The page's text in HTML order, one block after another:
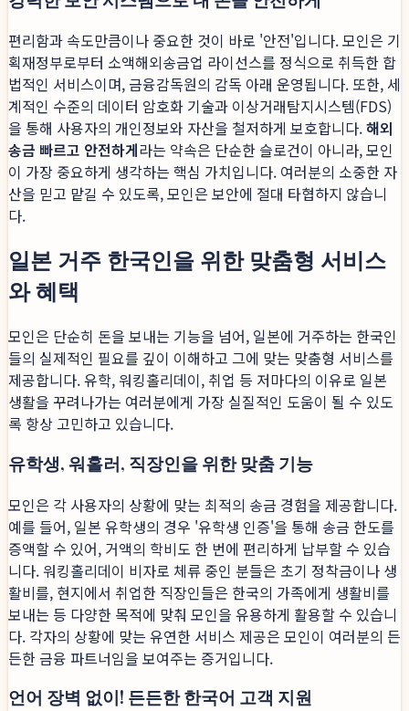
편리함과 속도만큼이나 중요한 것이 바로 '안전'입니다. 모인은 기
획재정부로부터 소액해외송금업 라이선스를 정식으로 취득한 합
법적인 서비스이며, 금융감독원의 감독 아래 운영됩니다. 또한, 세
계적인 수준의 데이터 암호화 기술과 이상거래탐지시스템(FDS)
을 통해 사용자의 개인정보와 자산을 철저하게 보호합니다.해외
송금 빠르고 안전하게라는 약속은 단순한 슬로건이 아니라, 모인
이 가장 중요하게 생각하는 핵심 가치입니다. 여러분의 소중한 자
산을 믿고 맡길 수 있도록, 모인은 보안에 절대 타협하지 않습니
다.
일본 거주 한국인을 위한 맞춤형 서비스
와 혜택
모인은 단순히 돈을 보내는 기능을 넘어, 일본에 거주하는 한국인
들의 실제적인 필요를 깊이 이해하고 그에 맞는 맞춤형 서비스를
제공합니다. 유학, 워킹홀리데이, 취업 등 저마다의 이유로 일본
생활을 꾸려나가는 여러분에게 가장 실질적인 도움이 될 수 있도
록 항상 고민하고 있습니다.
유학생, 워홀러, 직장인을 위한 맞춤 기능
모인은 각 사용자의 상황에 맞는 최적의 송금 경험을 제공합니다.
예를 들어, 일본 유학생의 경우 '유학생 인증'을 통해 송금 한도를
증액할 수 있어, 거액의 학비도 한 번에 편리하게 납부할 수 있습
니다. 워킹홀리데이 비자로 체류 중인 분들은 초기 정착금이나 생
활비를, 현지에서 취업한 직장인들은 한국의 가족에게 생활비를
보내는 등 다양한 목적에 맞춰 모인을 유용하게 활용할 수 있습니
다. 각자의 상황에 맞는 유연한 서비스 제공은 모인이 여러분의 든
든한 금융 파트너임을 보여주는 증거입니다.
언어 장벽 없이! 든든한 한국어 고객 지원